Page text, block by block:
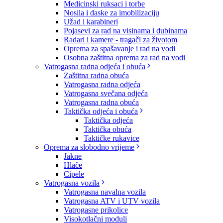
Medicinski ruksaci i torbe
Nosila i daske za imobilizaciju
Užad i karabineri
Pojasevi za rad na visinama i dubinama
Radari i kamere - tragači za životom
Oprema za spašavanje i rad na vodi
Osobna zaštitna oprema za rad na vodi
Vatrogasna radna odjeća i obuća
Zaštitna radna obuća
Vatrogasna radna odjeća
Vatrogasna svečana odjeća
Vatrogasna radna obuća
Taktička odjeća i obuća
Taktička odjeća
Taktička obuća
Taktičke rukavice
Oprema za slobodno vrijeme
Jakne
Hlače
Cipele
Vatrogasna vozila
Vatrogasna navalna vozila
Vatrogasna ATV i UTV vozila
Vatrogasne prikolice
Visokotlačni moduli